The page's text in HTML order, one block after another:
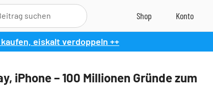
kaufen, eiskalt verdoppeln ++
iPhone – 100 Millionen Gründe zum